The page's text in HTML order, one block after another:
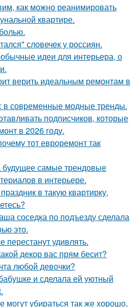
как можно реанимировать
квартире.
словечек у россиян.
идеи для интерьера, о
верить идеальным ремонтам в
современные модные тренды.
подписчиков, которые
в 2026 году.
тот евроремонт так
самые трендовые
в интерьере.
в такую квартирку,
соседка по подъезду сделала
это.
перестанут удивлять.
декор вас прям бесит?
любой девочки?
и сделала ей уютный
убираться так же хорошо,